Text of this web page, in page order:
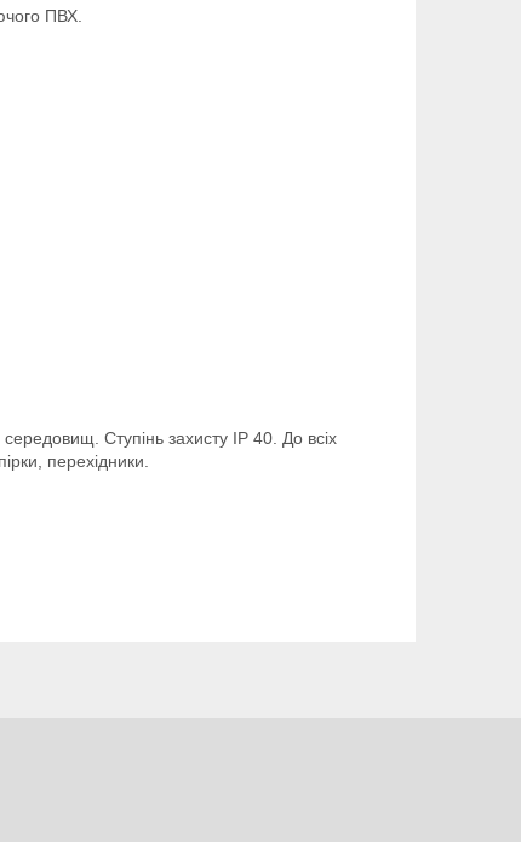
ПВХ.
Ступінь захисту IP 40. До всіх
перехідники.